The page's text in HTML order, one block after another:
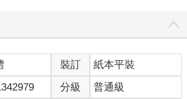
發生兩起黑人被白人警察無端槍殺的慘劇。
過去這種事件通常不會受到媒體青睞，但
黑人當家做主之後，白人槍殺黑人便會在
意放大。
斯特林，他於二○一四年七月五日晚間，在路
裝訂
紙本平裝
分級 普通級